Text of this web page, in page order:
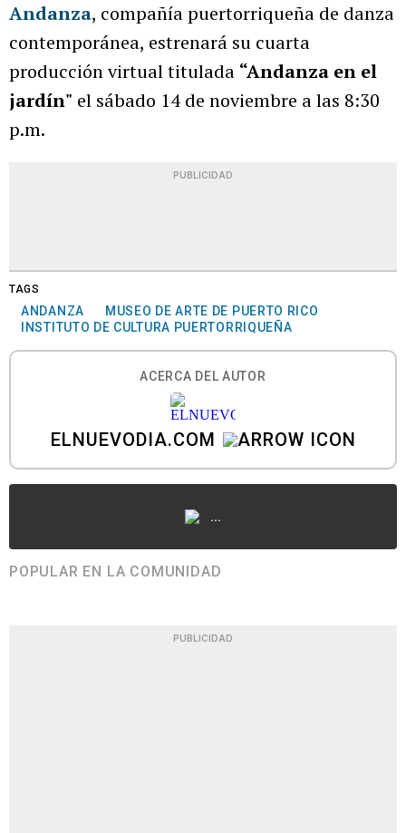
Andanza, compañía puertorriqueña de danza
contemporánea, estrenará su cuarta
producción virtual titulada “Andanza en el
jardín" el sábado 14 de noviembre a las 8:30
p.m.
PUBLICIDAD
TAGS
ANDANZA
MUSEO DE ARTE DE PUERTO RICO
INSTITUTO DE CULTURA PUERTORRIQUEÑA
ACERCA DEL AUTOR
ELNUEVODIA.COM
...
POPULAR EN LA COMUNIDAD
PUBLICIDAD